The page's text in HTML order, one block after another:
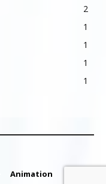
2
1
1
1
1
Animation